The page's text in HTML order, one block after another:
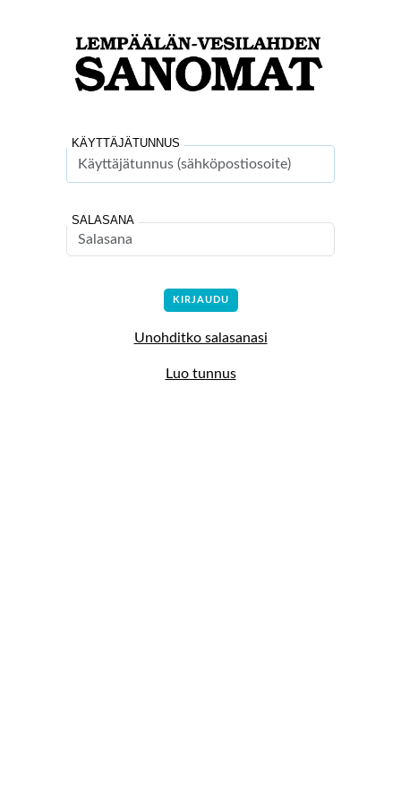
KÄYTTÄJÄTUNNUS
SALASANA
Unohditko salasanasi
Luo tunnus